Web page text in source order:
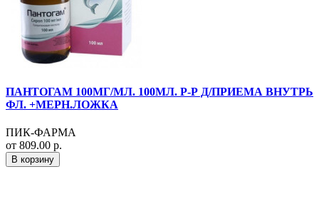
ПАНТОГАМ 100МГ/МЛ. 100МЛ. Р-Р Д/ПРИЕМА ВНУТРЬ
ФЛ. +МЕРН.ЛОЖКА
ПИК-ФАРМА
от 809.00 р.
В корзину